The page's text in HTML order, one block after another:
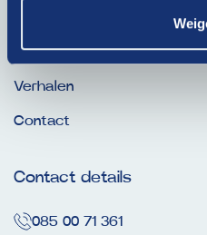
Nieuws
Verhalen
Contact
Contact details
085 00 71 361